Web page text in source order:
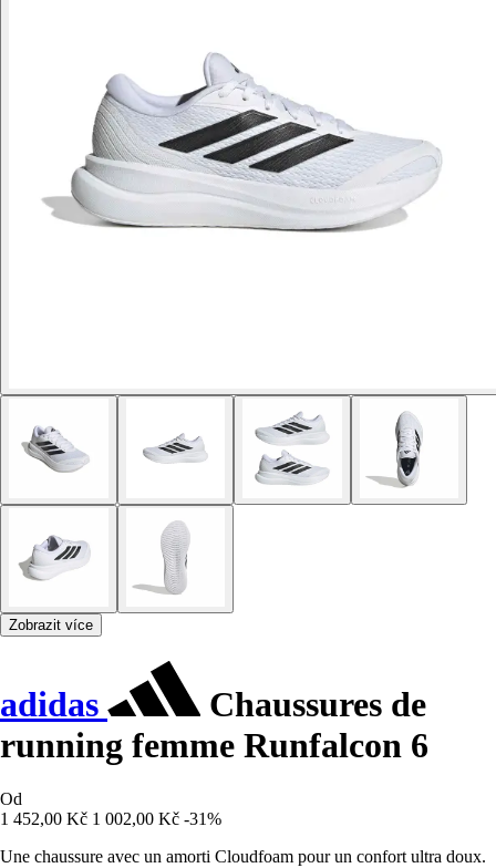
Zobrazit více
adidas
Chaussures de
running femme Runfalcon 6
Od
1 452,00 Kč 1 002,00 Kč -31%
Une chaussure avec un amorti Cloudfoam pour un confort ultra doux.